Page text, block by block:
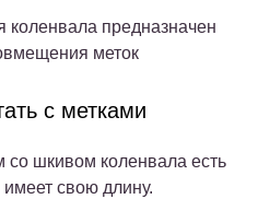
коленвала предназначен
меток
с метками
со шкивом коленвала есть
свою длину.